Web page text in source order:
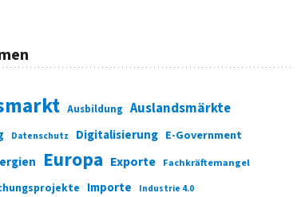
Ausbildung Auslandsmärkte
Datenschutz Digitalisierung E-Government
Europa Exporte Fachkräftemangel
Importe Industrie 4.0